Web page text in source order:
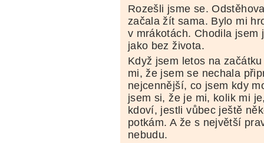
Rozešli jsme se.
začala žít sama. Bylo mi
v mrákotách. Chodila jsem
jako bez života.
Když jsem letos na
mi, že jsem se nechala
nejcennější, co jsem kdy
jsem si, že je mi, kolik mi
kdoví, jestli vůbec ještě
potkám. A že s největší
nebudu.